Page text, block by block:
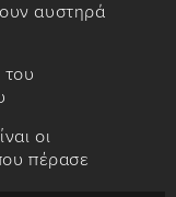
αυστηρά
του
οι
πέρασε